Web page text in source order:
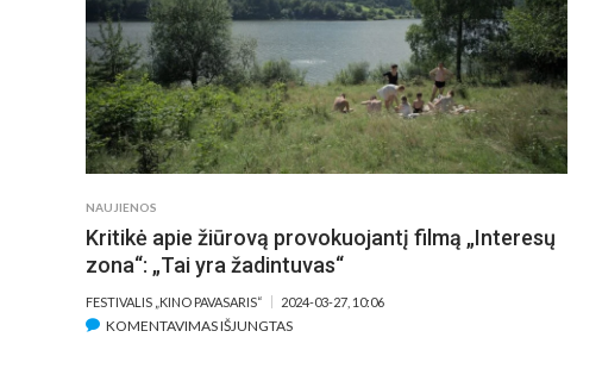
SANDRAI
SUVAIDINTI
PADĖJO
NUOSAVAS
ŠUO
NAUJIENOS
Kritikė apie žiūrovą provokuojantį filmą „Interesų
zona“: „Tai yra žadintuvas“
FESTIVALIS „KINO PAVASARIS“ 2024-03-27, 10:06
KOMENTAVIMAS IŠJUNGTASĮRAŠE